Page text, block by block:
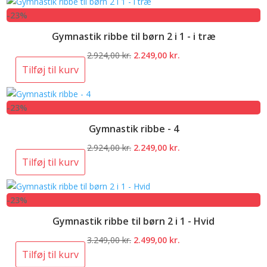
var:
-23%
Gymnastik ribbe til børn 2 i 1 - i træ
2.924,00kr. Den
2.249,00 kr.
Tilføj til kurv
-23%
Gymnastik ribbe - 4
2.924,00kr. Den
var:
2.249,00 kr.
Tilføj til kurv
-23%
Gymnastik ribbe til børn 2 i 1 - Hvid
3.249,00kr. Den
2.499,00 kr.
Tilføj til kurv